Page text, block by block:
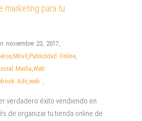
marketing para tu
noviembre 23, 2017,
,Móvil ,Publicidad Online,
Media,Web
Ads,web ,
verdadero éxito vendiendo en
de organizar tu tienda online de